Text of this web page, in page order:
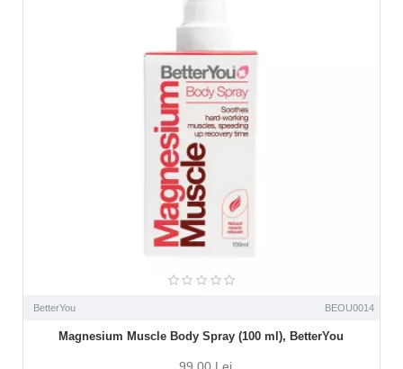
BetterYou BEOU0014
Magnesium Muscle Body Spray (100 ml), BetterYou
99,00 Lei